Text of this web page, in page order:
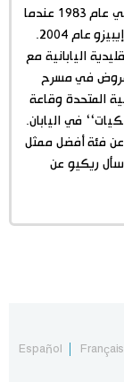
دانجورو الثاني عشر. ظهر على المسرح لأول مرة في عام 1983 عندما
كان في الخامسة من العمر، واتخذ اسما فنيا هو إيبيزو عام 2004.
اليابانية مع
في مسرح
العربية المتحدة وقاعة
في اليابان.
فاز بجائزة الأكاديمية اليابانية للأفلام لعام 2014 عن فئة أفضل ممثل
ريكيو عن
Français
Español